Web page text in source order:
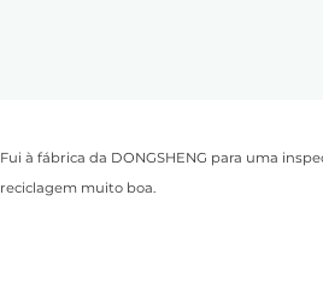
Fui à fábrica da DONGSHENG para uma
reciclagem muito boa.